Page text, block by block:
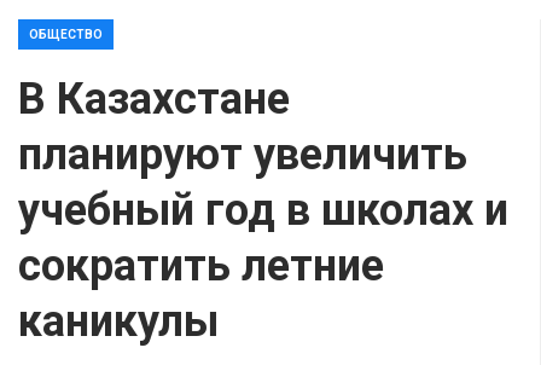
ОБЩЕСТВО
В Казахстане
планируют увеличить
учебный год в школах и
сократить летние
каникулы